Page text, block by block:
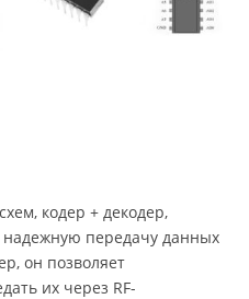
кодер + декодер,
передачу данных
он позволяет
их через RF-